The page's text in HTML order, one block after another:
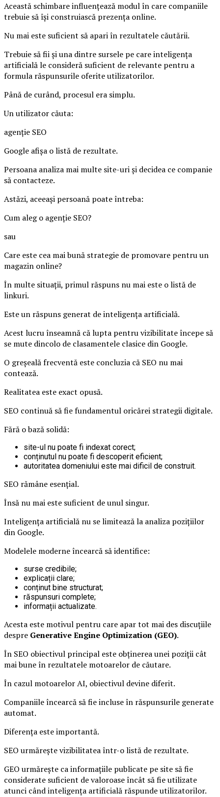
Această schimbare influențează modul în care companiile
trebuie să își construiască prezența online.
Nu mai este suficient să apari în rezultatele căutării.
Trebuie să fii și una dintre sursele pe care inteligența
artificială le consideră suficient de relevante pentru a
formula răspunsurile oferite utilizatorilor.
Până de curând, procesul era simplu.
Un utilizator căuta:
agenție SEO
Google afișa o listă de rezultate.
Persoana analiza mai multe site-uri și decidea ce companie
să contacteze.
Astăzi, aceeași persoană poate întreba:
Cum aleg o agenție SEO?
sau
Care este cea mai bună strategie de promovare pentru un
magazin online?
În multe situații, primul răspuns nu mai este o listă de
linkuri.
Este un răspuns generat de inteligența artificială.
Acest lucru înseamnă că lupta pentru vizibilitate începe să
se mute dincolo de clasamentele clasice din Google.
O greșeală frecventă este concluzia că SEO nu mai
contează.
Realitatea este exact opusă.
SEO continuă să fie fundamentul oricărei strategii digitale.
Fără o bază solidă:
site-ul nu poate fi indexat corect;
conținutul nu poate fi descoperit eficient;
autoritatea domeniului este mai dificil de construit.
SEO rămâne esențial.
Însă nu mai este suficient de unul singur.
Inteligența artificială nu se limitează la analiza pozițiilor
din Google.
Modelele moderne încearcă să identifice:
surse credibile;
explicații clare;
conținut bine structurat;
răspunsuri complete;
informații actualizate.
Acesta este motivul pentru care apar tot mai des discuțiile
despre Generative Engine Optimization (GEO).
În SEO obiectivul principal este obținerea unei poziții cât
mai bune în rezultatele motoarelor de căutare.
În cazul motoarelor AI, obiectivul devine diferit.
Companiile încearcă să fie incluse în răspunsurile generate
automat.
Diferența este importantă.
SEO urmărește vizibilitatea într-o listă de rezultate.
GEO urmărește ca informațiile publicate pe site să fie
considerate suficient de valoroase încât să fie utilizate
atunci când inteligența artificială răspunde utilizatorilor.